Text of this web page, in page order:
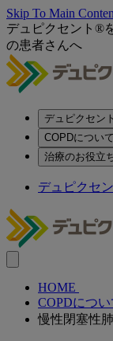
Skip To Main
デュピクセント®
の患者さんへ
デュピクセン
COPDについ
治療のお役立
デュピクセ
HOME
COPDにつ
慢性閉塞性